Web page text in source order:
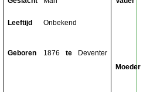
Leeftijd Onbekend
Geboren 1876 te Deventer
Moeder